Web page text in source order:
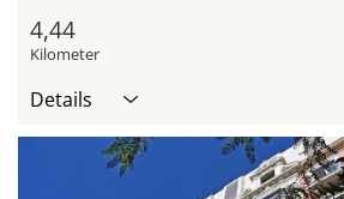
4,44
Kilometer
Details